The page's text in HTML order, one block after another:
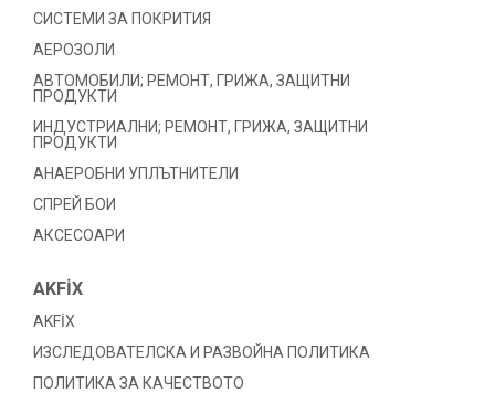
СИСТЕМИ ЗА ПОКРИТИЯ
АЕРОЗОЛИ
АВТОМОБИЛИ; РЕМОНТ, ГРИЖА, ЗАЩИТНИ
ПРОДУКТИ
ИНДУСТРИАЛНИ; РЕМОНТ, ГРИЖА, ЗАЩИТНИ
ПРОДУКТИ
АНАЕРОБНИ УПЛЪТНИТЕЛИ
СПРЕЙ БОИ
АКСЕСОАРИ
AKFİX
AKFİX
ИЗСЛЕДОВАТЕЛСКА И РАЗВОЙНА ПОЛИТИКА
ПОЛИТИКА ЗА КАЧЕСТВОТО